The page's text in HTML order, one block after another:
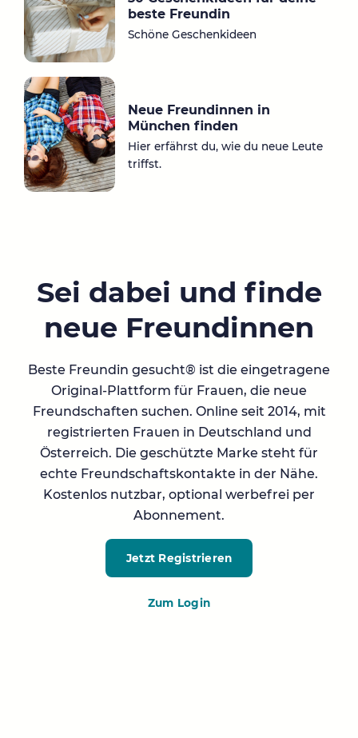
beste Freundin
Schöne Geschenkideen
Neue Freundinnen in
München finden
Hier erfährst du, wie du neue Leute
triffst.
Sei dabei und finde
neue Freundinnen
Beste Freundin gesucht® ist die eingetragene
Original-Plattform für Frauen, die neue
Freundschaften suchen. Online seit 2014, mit
registrierten Frauen in Deutschland und
Österreich. Die geschützte Marke steht für
echte Freundschaftskontakte in der Nähe.
Kostenlos nutzbar, optional werbefrei per
Abonnement.
Jetzt Registrieren
Zum Login